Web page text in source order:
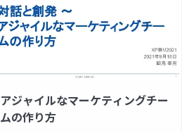
アジャイルなマーケティングチー
ムの作り方